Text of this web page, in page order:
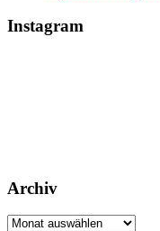
Instagram
Archiv
Archiv